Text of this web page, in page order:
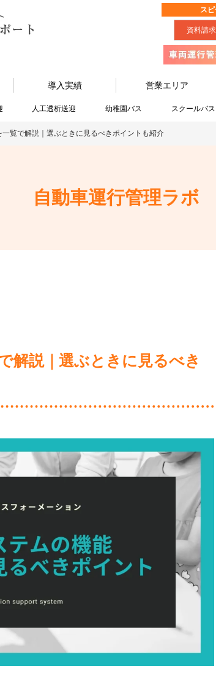
ス
資料請
導入実績 営業エリア
人工透析送迎 幼稚園バス スクールバス
覧で解説｜選ぶときに見るべきポイントも紹介
自動車運行管理ラボ
解説｜選ぶときに見るべき